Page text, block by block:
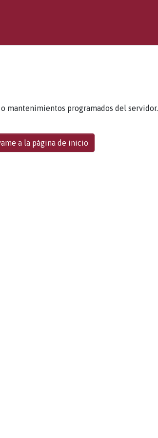
mantenimientos programados del
a la página de inicio